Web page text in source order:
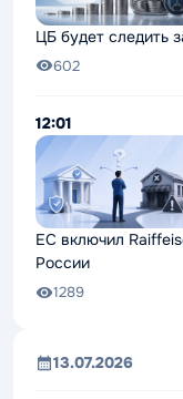
ЦБ будет следить
602
12:01
ЕС включил
России
1289
13.07.2026